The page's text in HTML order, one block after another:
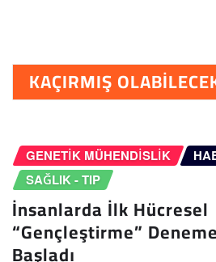
KAÇIRMIŞ
GENETIK MÜHENDISLIK
SAĞLIK - TIP
İnsanlarda İlk Hücresel
“Gençleştirme”
Başladı